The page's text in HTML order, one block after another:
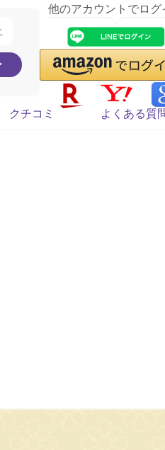
他のアカウントでログ
クチコミ よくある質